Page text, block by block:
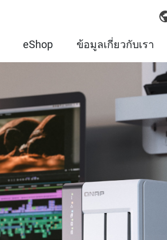
eShop ข้อมูลเกี่ยวกับเรา